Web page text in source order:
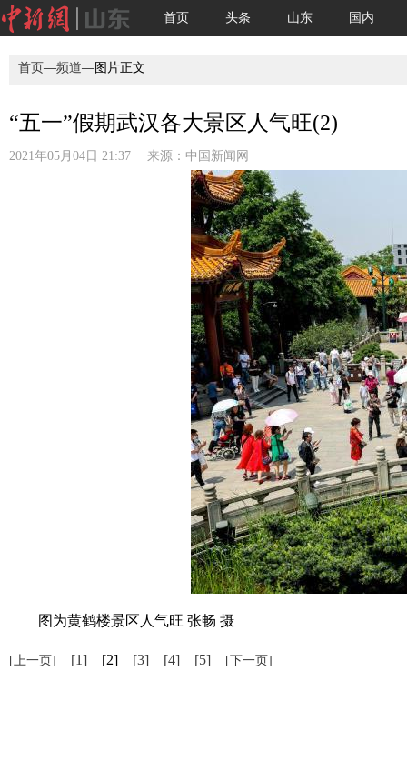
首页 头条 山东 国内
首页—频道—图片正文
“五一”假期武汉各大景区人气旺(2)
2021年05月04日 21:37 来源： 中国新闻网
图为黄鹤楼景区人气旺 张畅 摄
[上一页] [1] [2] [3] [4] [5] [下一页]